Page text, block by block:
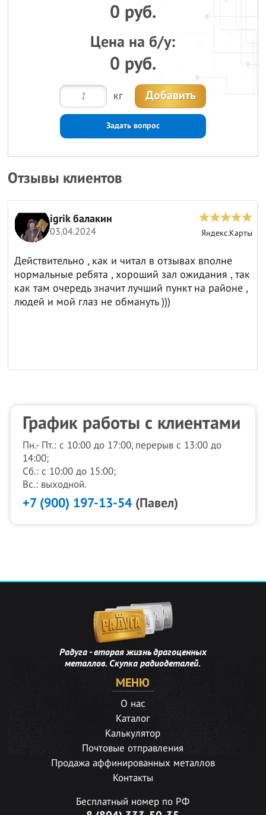
0 руб.
Цена на б/у:
0 руб.
кг Добавить
Задать вопрос
Отзывы клиентов
igrik балакин
03.04.2024 Яндекс.Карты
Действительно , как и читал в отзывах вполне
нормальные ребята , хороший зал ожидания , так
как там очередь значит лучший пункт на районе ,
людей и мой глаз не обмануть )))
График работы с клиентами
Пн.- Пт.: с 10:00 до 17:00, перерыв с 13:00 до
14:00;
Сб.: с 10:00 до 15:00;
Вс.: выходной.
+7 (900) 197-13-54(Павел)
Радуга - вторая жизнь драгоценных
металлов. Скупка радиодеталей.
МЕНЮ
О нас
Каталог
Калькулятор
Почтовые отправления
Продажа аффинированных металлов
Контакты
Бесплатный номер по РФ